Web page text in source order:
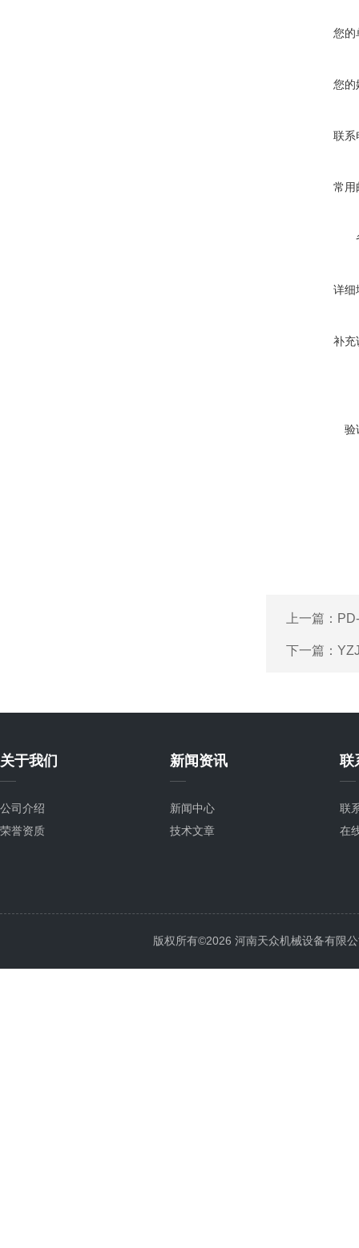
您的
您的
联系
常用
详细
补充
验
上一篇：
下一篇：
关于我们
公司介绍
荣誉资质
新闻资讯
新闻中心
技术文章
联
联
在
版权所有©2026 河南天众机械设备有限